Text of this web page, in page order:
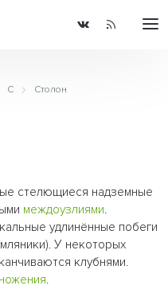
С Столон
стелющиеся надземные
междоузлиями.
удлинённые побеги
У некоторых
клубнями.
.